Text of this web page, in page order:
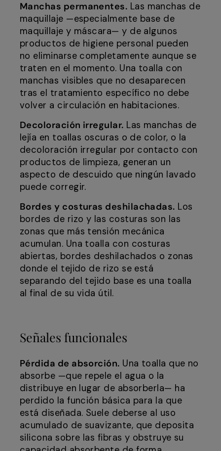
Manchas permanentes. Las manchas de
maquillaje —especialmente base de
maquillaje y máscara— y de algunos
productos de higiene personal pueden
no eliminarse completamente aunque se
traten en el momento. Una toalla con
manchas visibles que no desaparecen
tras el tratamiento específico no debe
volver a circulación en habitaciones.
Decoloración irregular. Las manchas de
lejía en toallas oscuras o de color, o la
decoloración irregular por contacto con
productos de limpieza, generan un
aspecto de descuido que ningún lavado
puede corregir.
Bordes y costuras deshilachadas. Los
bordes de rizo y las costuras son las
zonas que más tensión mecánica
acumulan. Una toalla con costuras
abiertas, bordes deshilachados o zonas
donde el tejido de rizo se está
separando del tejido base es una toalla
al final de su vida útil.
Señales funcionales
Pérdida de absorción. Una toalla que no
absorbe —que repele el agua o la
distribuye en lugar de absorberla— ha
perdido la función básica para la que
está diseñada. Suele deberse al uso
acumulado de suavizante, que deposita
silicona sobre las fibras y obstruye su